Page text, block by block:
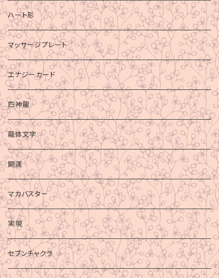
ハート形
マッサージプレート
エナジーカード
四神龍
龍体文字
開運
マカバスター
実現
セブンチャクラ